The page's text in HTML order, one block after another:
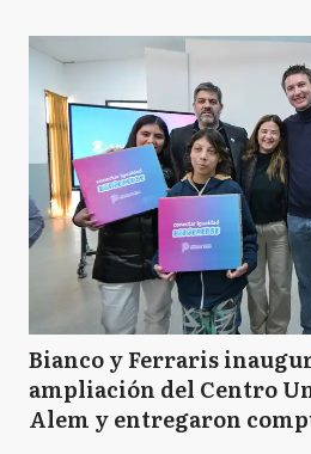
Bianco y Ferraris
ampliación del Centro
Alem y entregaron